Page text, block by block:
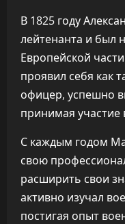
В 1825 году
лейтенанта и был
Европейской
проявил себя как
офицер, успешно
принимая участие
С каждым годом
свою
расширить свои
активно изучал
постигая опыт